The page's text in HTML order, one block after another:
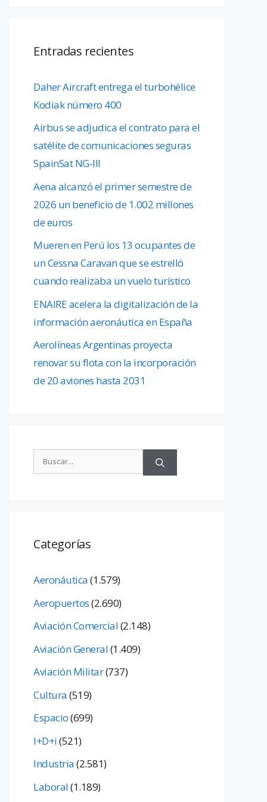
Entradas recientes
Daher Aircraft entrega el turbohélice
Kodiak número 400
Airbus se adjudica el contrato para el
satélite de comunicaciones seguras
SpainSat NG-III
Aena alcanzó el primer semestre de
2026 un beneficio de 1.002 millones
de euros
Mueren en Perú los 13 ocupantes de
un Cessna Caravan que se estrelló
cuando realizaba un vuelo turístico
ENAIRE acelera la digitalización de la
información aeronáutica en España
Aerolíneas Argentinas proyecta
renovar su flota con la incorporación
de 20 aviones hasta 2031
Categorías
Aeronáutica(1.579)
Aeropuertos(2.690)
Aviación Comercial(2.148)
Aviación General(1.409)
Aviación Militar(737)
Cultura(519)
Espacio(699)
I+D+i(521)
Industria(2.581)
Laboral(1.189)